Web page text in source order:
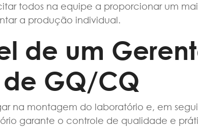
todos na equipe a proporcionar um
a produção individual.
de um
GQ/CQ
na montagem do laboratório e, em
garante o controle de qualidade e